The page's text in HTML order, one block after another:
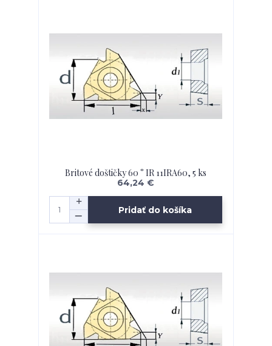
Britové doštičky 60 ° IR 11IRA60, 5 ks
64,24 €
Pridať do košíka